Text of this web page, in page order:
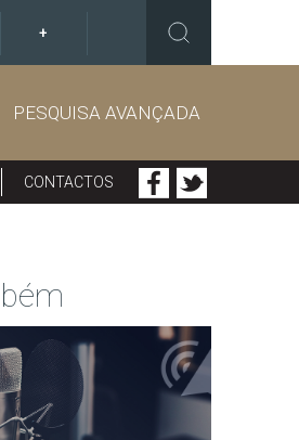
+
PESQUISA AVANÇADA
CONTACTOS